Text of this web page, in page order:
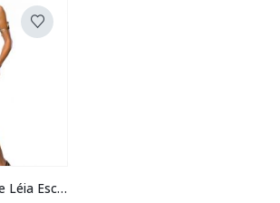
Costume Princesse Léia Esclave Sexy